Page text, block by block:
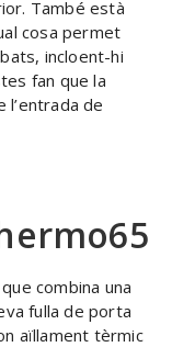
També està
cosa permet
incloent-hi
fan que la
de
combina una
fulla de porta
aïllament tèrmic